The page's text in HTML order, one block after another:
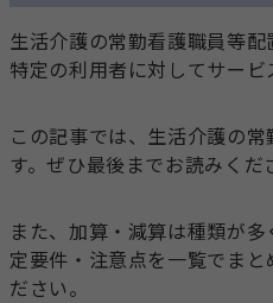
生活介護の常勤看護職員等
特定の利用者に対してサービ
この記事では、生活介護の
す。ぜひ最後までお読みくだ
また、加算・減算は種類が
定要件・注意点を一覧でま
ださい。